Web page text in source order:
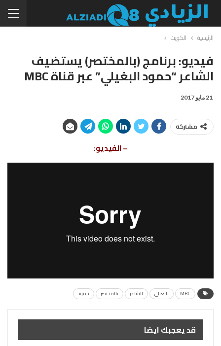
الرئيسية الكويت
فيديو: برنامج (بالمختصر) يستضيف
الشاعر “حمود البغيلي” عبر قناة MBC
21 مايو 2017
مشاركة
– الفيديو:
MBC البغيلي الشاعر بالمختصر حمود
قد يعجبك ايضا